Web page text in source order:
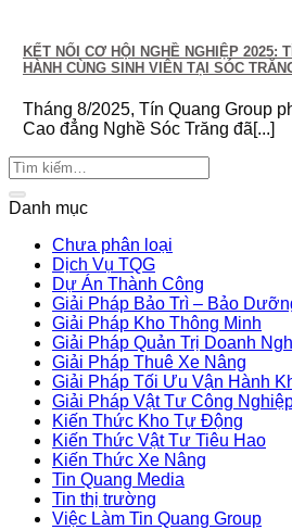
KẾT NỐI CƠ HỘI NGHỀ NGHIỆP 2025:
HÀNH CÙNG SINH VIÊN TẠI SÓC
Tháng 8/2025, Tín Quang Group
Cao đẳng Nghề Sóc Trăng đã[...]
Danh mục
Chưa phân loại
Dịch Vụ TQG
Dự Án Thành Công
Giải Pháp Bảo Trì – Bảo
Giải Pháp Kho Thông Minh
Giải Pháp Quản Trị Doanh
Giải Pháp Thuê Xe Nâng
Giải Pháp Tối Ưu Vận Hành
Giải Pháp Vật Tư Công
Kiến Thức Kho Tự Động
Kiến Thức Vật Tư Tiêu Hao
Kiến Thức Xe Nâng
Tin Quang Media
Tin thị trường
Việc Làm Tin Quang Group